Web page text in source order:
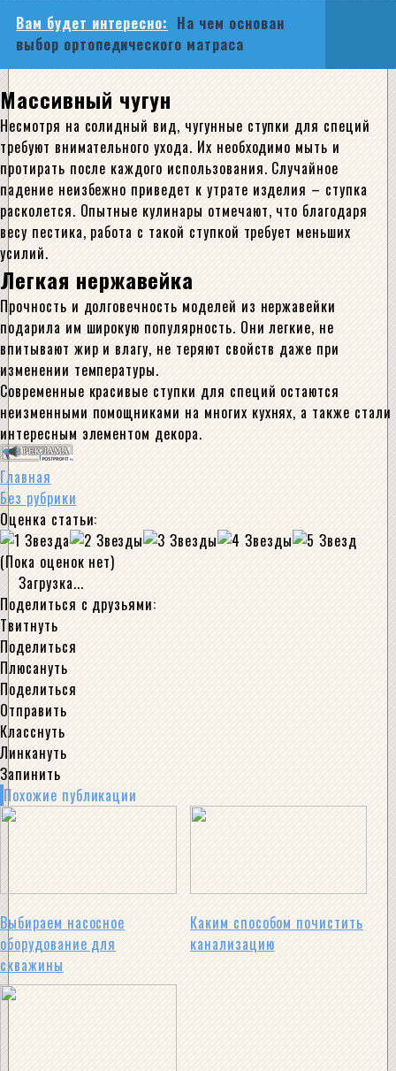
Вам будет интересно: На чем основан
выбор ортопедического матраса
Массивный чугун
Несмотря на солидный вид, чугунные ступки для специй
требуют внимательного ухода. Их необходимо мыть и
протирать после каждого использования. Случайное
падение неизбежно приведет к утрате изделия – ступка
расколется. Опытные кулинары отмечают, что благодаря
весу пестика, работа с такой ступкой требует меньших
усилий.
Легкая нержавейка
Прочность и долговечность моделей из нержавейки
подарила им широкую популярность. Они легкие, не
впитывают жир и влагу, не теряют свойств даже при
изменении температуры.
Современные красивые ступки для специй остаются
неизменными помощниками на многих кухнях, а также стали
интересным элементом декора.
Главная
Без рубрики
Оценка статьи:
(Пока оценок нет)
Загрузка...
Поделиться с друзьями:
Твитнуть
Поделиться
Плюсануть
Поделиться
Отправить
Класснуть
Линкануть
Запинить
Похожие публикации
Выбираем насосное
оборудование для
скважины
Каким способом почистить
канализацию